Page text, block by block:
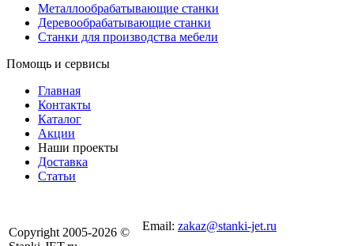
Металлообрабатывающие станки
Деревообрабатывающие станки
Станки для производства мебели
Помощь и сервисы
Главная
Контакты
Каталог
Акции
Наши проекты
Доставка
Статьи
Copyright 2005-2026 ©
Email: zakaz@stanki-jet.ru